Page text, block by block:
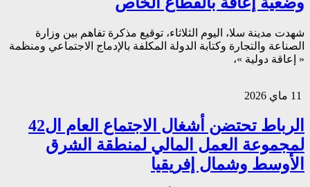
شهدت مدينة سلا، اليوم الثلاثاء، توقيع مذكرة تفاهم بين وزارة
الصناعة والتجارة وكتابة الدولة المكلفة بالإدماج الاجتماعي ومنظمة
« إعاقة دولية »،
الرباط تحتضن أشغال الاجتماع العام ال42
لمجموعة العمل المالي لمنطقة الشرق
الأوسط وشمال إفريقيا